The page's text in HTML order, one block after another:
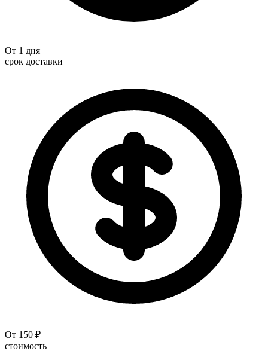
От 1 дня
срок доставки
От 150 ₽
стоимость